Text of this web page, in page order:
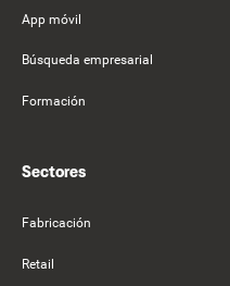
App móvil
Búsqueda empresarial
Formación
Sectores
Fabricación
Retail